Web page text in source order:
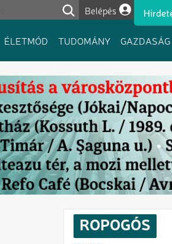
Felhasználói
Belépés
ÉLETMÓD TUDOMÁNY GAZDASÁG
ROPOGÓS